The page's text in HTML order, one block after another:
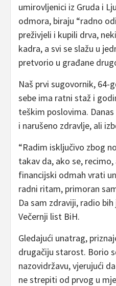
umirovljenici iz Gruda i
odmora, biraju “radno
preživjeli i kupili drva,
kadra, a svi se slažu u
pretvorio u građane
Naš prvi sugovornik, 64-
sebe ima ratni staž i
teškim poslovima.
i narušeno zdravlje, ali
“Radim isključivo zbog
takav da, ako se,
financijski odmah vrati
radni ritam, primoran
Da sam zdraviji, radio
Večernji list BiH.
Gledajući unatrag,
drugačiju starost. Borio
nazovidržavu, vjerujući
ne strepiti od prvog u